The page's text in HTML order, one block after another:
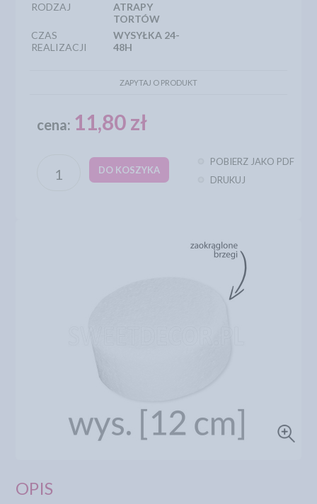
RODZAJ
ATRAPY
TORTÓW
CZAS
REALIZACJI
WYSYŁKA 24-
48H
ZAPYTAJ O PRODUKT
cena: 11,80 zł
DO KOSZYKA
POBIERZ JAKO PDF
DRUKUJ
OPIS